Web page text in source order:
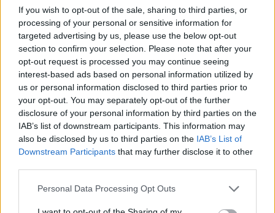
If you wish to opt-out of the sale, sharing to third parties, or
processing of your personal or sensitive information for
targeted advertising by us, please use the below opt-out
section to confirm your selection. Please note that after your
opt-out request is processed you may continue seeing
interest-based ads based on personal information utilized by
us or personal information disclosed to third parties prior to
your opt-out. You may separately opt-out of the further
disclosure of your personal information by third parties on the
IAB’s list of downstream participants. This information may
also be disclosed by us to third parties on the IAB’s List of
Downstream Participants that may further disclose it to other
Personal Data Processing Opt Outs
budskap. Risken att skada tredje man var otroligt
stor. Vem som helst kunde ha passerat in eller ut
ur porten vid tillfället, säger Christian Nylén till
Göteborgs-Posten.
En kraftig brand utbröt i en träbyggnad i
Broby,som ligger strax utanför Kristianstad.
Byggnaden ska vara av äldre karaktär och har
tidigare fungerat som vandrarhem, men stod nu
helt tomt och öde. Branden utvecklades snabbt
och flera bostäder runt träbyggnaden
evakuerades på grund av spridningsrisken. Ingen